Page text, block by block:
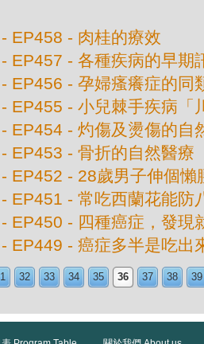
- EP458 - 肉桂的療效
- EP457 - 各種疾病的早期
- EP456 - 孕婦瘙癢症的同
- EP455 - 小兒棘手疾病「
- EP454 - 灼傷及燙傷的自
- EP453 - 骨折的自然醫療
- EP452 - 28歲男子伸個
- EP451 - 常吃西蘭花能防
- EP450 - 四種癌症，發現
- EP449 - 癌症多半是吃出
32 33 34 35 36 37 38 39